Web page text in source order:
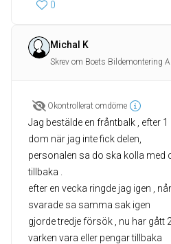
0
Michal K
Skrev om Boets Bildemontering
Okontrollerat omdöme
Jag bestälde en fråntbalk , efter
dom när jag inte fick delen,
personalen sa do ska kolla med
tillbaka .
efter en vecka ringde jag igen ,
svarade sa samma sak igen
gjorde tredje försök , nu har gått
varken vara eller pengar tillbaka